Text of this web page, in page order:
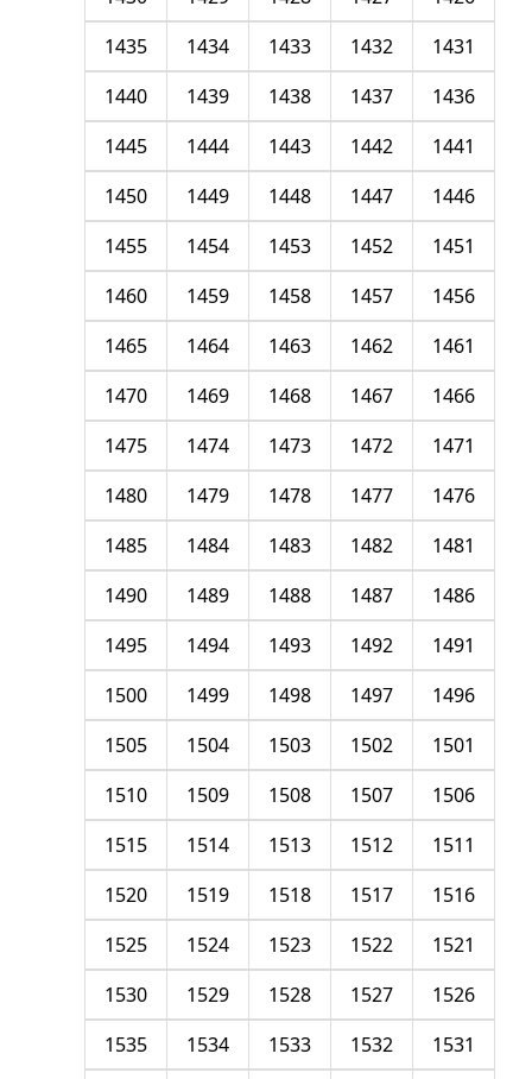
1431
1432
1433
1434
1435
1436
1437
1438
1439
1440
1441
1442
1443
1444
1445
1446
1447
1448
1449
1450
1451
1452
1453
1454
1455
1456
1457
1458
1459
1460
1461
1462
1463
1464
1465
1466
1467
1468
1469
1470
1471
1472
1473
1474
1475
1476
1477
1478
1479
1480
1481
1482
1483
1484
1485
1486
1487
1488
1489
1490
1491
1492
1493
1494
1495
1496
1497
1498
1499
1500
1501
1502
1503
1504
1505
1506
1507
1508
1509
1510
1511
1512
1513
1514
1515
1516
1517
1518
1519
1520
1521
1522
1523
1524
1525
1526
1527
1528
1529
1530
1531
1532
1533
1534
1535